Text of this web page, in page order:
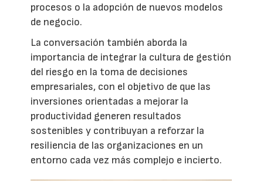
procesos o la adopción de nuevos modelos
de negocio.
La conversación también aborda la
importancia de integrar la cultura de gestión
del riesgo en la toma de decisiones
empresariales, con el objetivo de que las
inversiones orientadas a mejorar la
productividad generen resultados
sostenibles y contribuyan a reforzar la
resiliencia de las organizaciones en un
entorno cada vez más complejo e incierto.